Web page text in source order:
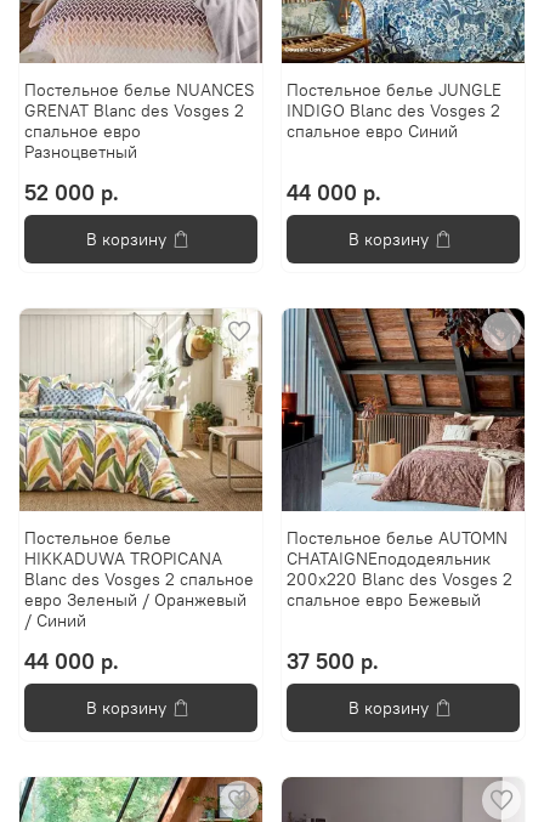
Постельное белье NUANCES
GRENAT Blanc des Vosges 2
спальное евро
Разноцветный
52 000 р.
В корзину
Постельное белье JUNGLE
INDIGO Blanc des Vosges 2
спальное евро Синий
44 000 р.
В корзину
Постельное белье
HIKKADUWA TROPICANA
Blanc des Vosges 2 спальное
евро Зеленый / Оранжевый
/ Синий
44 000 р.
В корзину
Постельное белье AUTOMN
CHATAIGNEпододеяльник
200х220 Blanc des Vosges 2
спальное евро Бежевый
37 500 р.
В корзину